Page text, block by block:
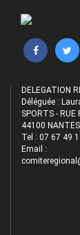
DELEGATION
Déléguée :
SPORTS -
44100 NANTES
Tel : 07 67 49
Email :